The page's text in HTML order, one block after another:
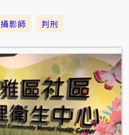
攝影師 判刑